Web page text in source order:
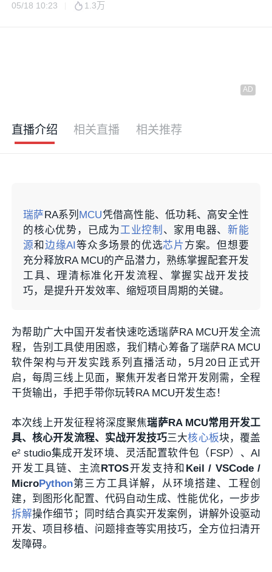
05/18 10:23 1.3万
直播介绍 相关直播 相关推荐
瑞萨 RA系列 MCU凭借高性能、低功耗、高安全性
的核心优势，已成为工业控制 、家用电器、新能
源和 边缘AI 等众多场景的优选芯片 方案。但想要
充分释放RA MCU的产品潜力，熟练掌握配套开发
工具、理清标准化开发流程、掌握实战开发技
巧，是提升开发效率、缩短项目周期的关键。
为帮助广大中国开发者快速吃透瑞萨RA MCU开发全流
程，告别工具使用困惑，我们精心筹备了瑞萨RA MCU
软件架构与开发实践系列直播活动，5月20日正式开
启，每周三线上见面，聚焦开发者日常开发刚需，全程
干货输出，手把手带你玩转RA MCU开发生态！
本次线上开发征程将深度聚焦瑞萨RA MCU常用开发工
具、核心开发流程、实战开发技巧三大核心板块，覆盖
e² studio集成开发环境、灵活配置软件包（FSP）、AI
开发工具链、主流 RTOS开发支持和 Keil / VSCode /
MicroPython第三方工具详解，从环境搭建、工程创
建，到图形化配置、代码自动生成、性能优化，一步步
拆解操作细节；同时结合真实开发案例，讲解外设驱动
开发、项目移植、问题排查等实用技巧，全方位扫清开
发障碍。